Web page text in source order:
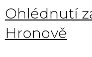
Ohlédnutí
Hronově